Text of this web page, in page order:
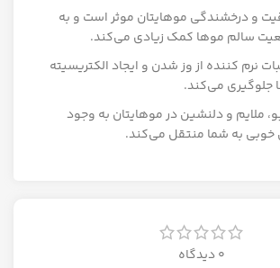
و درخشندگی موهایتان موثر است و به
سالم موها کمک زیادی می‌کند.
نرم کننده از وز شدن و ایجاد الکتریسیته
جلوگیری می‌کند.
ملایم و دلنشین در موهایتان به وجود
به شما منتقل می‌کند.
0 دیدگاه